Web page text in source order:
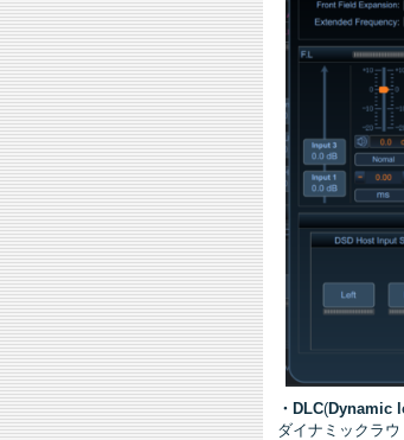
・DLC(Dynamic
ダイナミックラ